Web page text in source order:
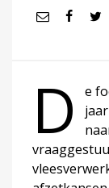
D
e